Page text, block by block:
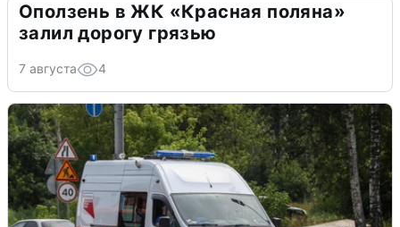
Оползень в ЖК «Красная поляна»
залил дорогу грязью
7 августа 4